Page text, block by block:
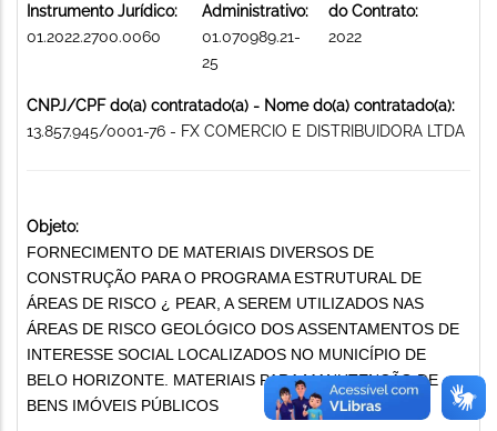
Instrumento Jurídico:
01.2022.2700.0060
Administrativo:
01.070989.21-
25
do Contrato:
2022
CNPJ/CPF do(a) contratado(a) - Nome do(a) contratado(a):
13.857.945/0001-76 - FX COMERCIO E DISTRIBUIDORA LTDA
Objeto:
FORNECIMENTO DE MATERIAIS DIVERSOS DE
CONSTRUÇÃO PARA O PROGRAMA ESTRUTURAL DE
ÁREAS DE RISCO ¿ PEAR, A SEREM UTILIZADOS NAS
ÁREAS DE RISCO GEOLÓGICO DOS ASSENTAMENTOS DE
INTERESSE SOCIAL LOCALIZADOS NO MUNICÍPIO DE
BELO HORIZONTE. MATERIAIS PARA MANUTENÇÃO DE
BENS IMÓVEIS PÚBLICOS